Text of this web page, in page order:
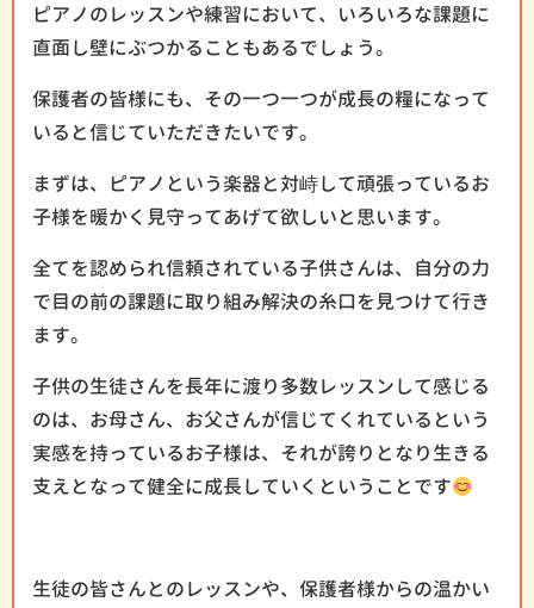
ピアノのレッスンや練習において、いろいろな課題に
直面し壁にぶつかることもあるでしょう。
保護者の皆様にも、その一つ一つが成長の糧になって
いると信じていただきたいです。
まずは、ピアノという楽器と対峙して頑張っているお
子様を暖かく見守ってあげて欲しいと思います。
全てを認められ信頼されている子供さんは、自分の力
で目の前の課題に取り組み解決の糸口を見つけて行き
ます。
子供の生徒さんを長年に渡り多数レッスンして感じる
のは、お母さん、お父さんが信じてくれているという
実感を持っているお子様は、それが誇りとなり生きる
支えとなって健全に成長していくということです
生徒の皆さんとのレッスンや、保護者様からの温かい